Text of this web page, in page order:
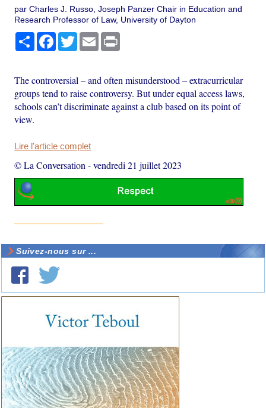
par Charles J. Russo, Joseph Panzer Chair in Education and
Research Professor of Law, University of Dayton
PartagerFacebook
TwitterEmail
The controversial – and often misunderstood – extracurricular
groups tend to raise controversy. But under equal access laws,
schools can’t discriminate against a club based on its point of
view.
Lire l'article complet
© La Conversation -vendredi 21 juillet 2023
Suivez-nous sur ...